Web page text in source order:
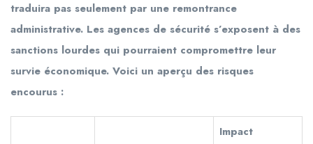
traduira pas seulement par une remontrance
administrative. Les agences de sécurité s’exposent à des
sanctions lourdes qui pourraient compromettre leur
survie économique. Voici un aperçu des risques
encourus :
Impact